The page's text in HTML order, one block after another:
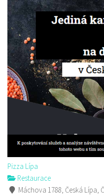
Pizza Lípa
Restaurace
Máchova 1788, Česká Lípa,